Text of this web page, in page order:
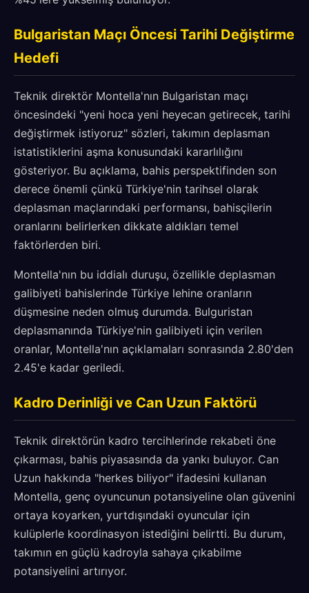
Bulgaristan Maçı Öncesi Tarihi Değiştirme
Hedefi
Teknik direktör Montella'nın Bulgaristan maçı
öncesindeki "yeni hoca yeni heyecan getirecek, tarihi
değiştirmek istiyoruz" sözleri, takımın deplasman
istatistiklerini aşma konusundaki kararlılığını
gösteriyor. Bu açıklama, bahis perspektifinden son
derece önemli çünkü Türkiye'nin tarihsel olarak
deplasman maçlarındaki performansı, bahisçilerin
oranlarını belirlerken dikkate aldıkları temel
faktörlerden biri.
Montella'nın bu iddialı duruşu, özellikle deplasman
galibiyeti bahislerinde Türkiye lehine oranların
düşmesine neden olmuş durumda. Bulguristan
deplasmanında Türkiye'nin galibiyeti için verilen
oranlar, Montella'nın açıklamaları sonrasında 2.80'den
2.45'e kadar geriledi.
Kadro Derinliği ve Can Uzun Faktörü
Teknik direktörün kadro tercihlerinde rekabeti öne
çıkarması, bahis piyasasında da yankı buluyor. Can
Uzun hakkında "herkes biliyor" ifadesini kullanan
Montella, genç oyuncunun potansiyeline olan güvenini
ortaya koyarken, yurtdışındaki oyuncular için
kulüplerle koordinasyon istediğini belirtti. Bu durum,
takımın en güçlü kadroyla sahaya çıkabilme
potansiyelini artırıyor.